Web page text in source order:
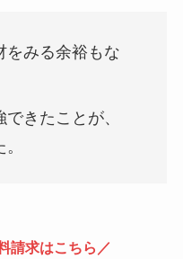
をみる余裕もな
きたことが、
請求はこちら／